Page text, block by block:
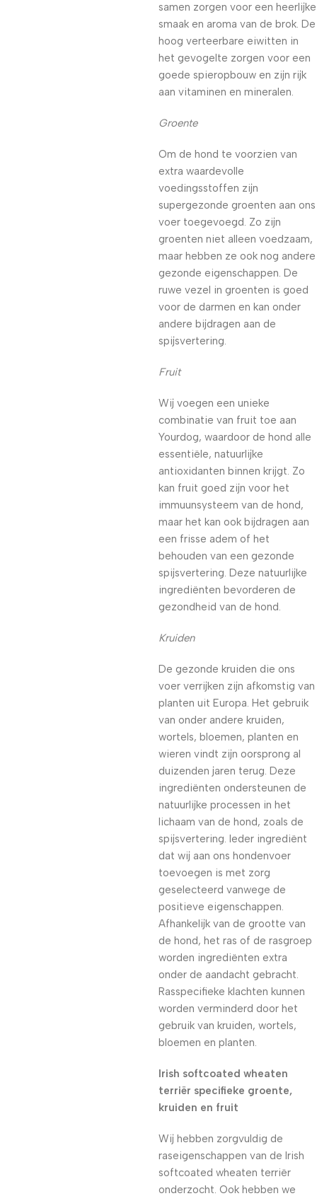
samen zorgen voor een heerlijke
smaak en aroma van de brok. De
hoog verteerbare eiwitten in
het gevogelte zorgen voor een
goede spieropbouw en zijn rijk
aan vitaminen en mineralen.
Groente
Om de hond te voorzien van
extra waardevolle
voedingsstoffen zijn
supergezonde groenten aan ons
voer toegevoegd. Zo zijn
groenten niet alleen voedzaam,
maar hebben ze ook nog andere
gezonde eigenschappen. De
ruwe vezel in groenten is goed
voor de darmen en kan onder
andere bijdragen aan de
spijsvertering.
Fruit
Wij voegen een unieke
combinatie van fruit toe aan
Yourdog, waardoor de hond alle
essentiële, natuurlijke
antioxidanten binnen krijgt. Zo
kan fruit goed zijn voor het
immuunsysteem van de hond,
maar het kan ook bijdragen aan
een frisse adem of het
behouden van een gezonde
spijsvertering. Deze natuurlijke
ingrediënten bevorderen de
gezondheid van de hond.
Kruiden
De gezonde kruiden die ons
voer verrijken zijn afkomstig van
planten uit Europa. Het gebruik
van onder andere kruiden,
wortels, bloemen, planten en
wieren vindt zijn oorsprong al
duizenden jaren terug. Deze
ingrediënten ondersteunen de
natuurlijke processen in het
lichaam van de hond, zoals de
spijsvertering. Ieder ingrediënt
dat wij aan ons hondenvoer
toevoegen is met zorg
geselecteerd vanwege de
positieve eigenschappen.
Afhankelijk van de grootte van
de hond, het ras of de rasgroep
worden ingrediënten extra
onder de aandacht gebracht.
Rasspecifieke klachten kunnen
worden verminderd door het
gebruik van kruiden, wortels,
bloemen en planten.
Irish softcoated wheaten
terriër specifieke groente,
kruiden en fruit
Wij hebben zorgvuldig de
raseigenschappen van de Irish
softcoated wheaten terriër
onderzocht. Ook hebben we